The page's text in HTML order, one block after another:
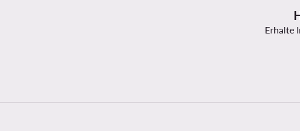
Erhalte